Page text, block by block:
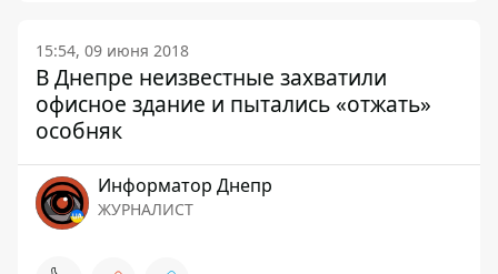
15:54, 09 июня 2018
В Днепре неизвестные захватили
офисное здание и пытались «отжать»
особняк
Информатор Днепр
ЖУРНАЛИСТ